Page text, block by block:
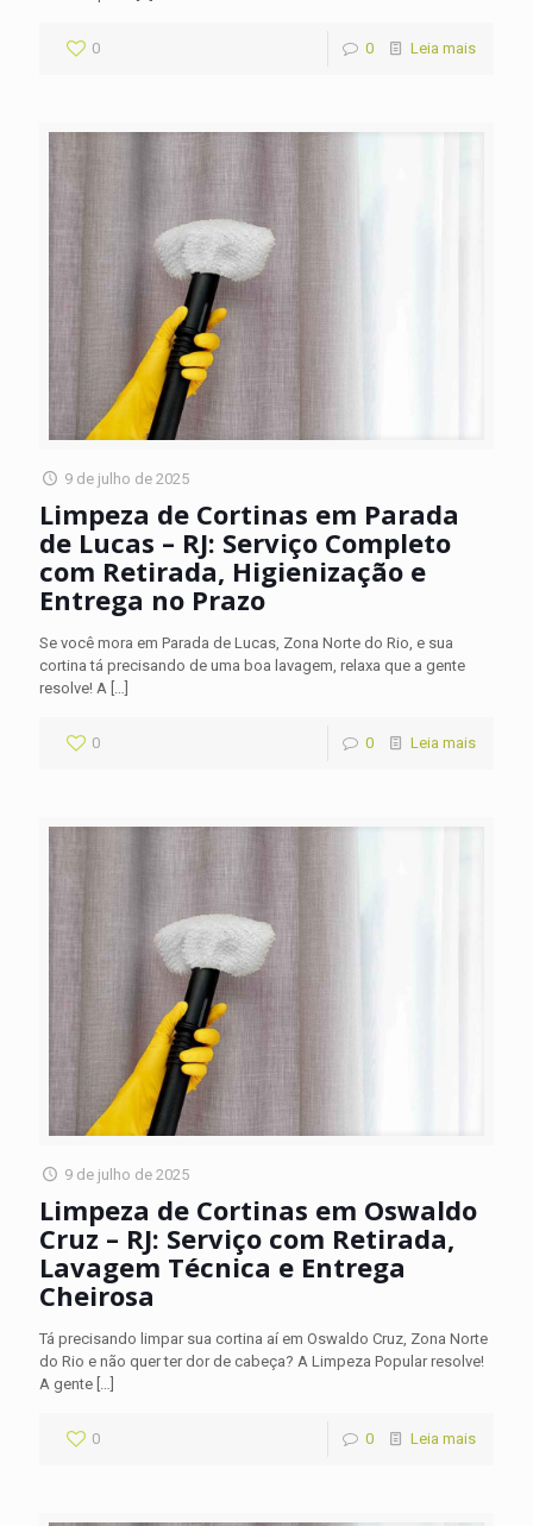
0 0 Leia mais
9 de julho de 2025
Limpeza de Cortinas em Parada
de Lucas – RJ: Serviço Completo
com Retirada, Higienização e
Entrega no Prazo
Se você mora em Parada de Lucas, Zona Norte do Rio, e sua
cortina tá precisando de uma boa lavagem, relaxa que a gente
resolve! A […]
0 0 Leia mais
9 de julho de 2025
Limpeza de Cortinas em Oswaldo
Cruz – RJ: Serviço com Retirada,
Lavagem Técnica e Entrega
Cheirosa
Tá precisando limpar sua cortina aí em Oswaldo Cruz, Zona Norte
do Rio e não quer ter dor de cabeça? A Limpeza Popular resolve!
A gente […]
0 0 Leia mais